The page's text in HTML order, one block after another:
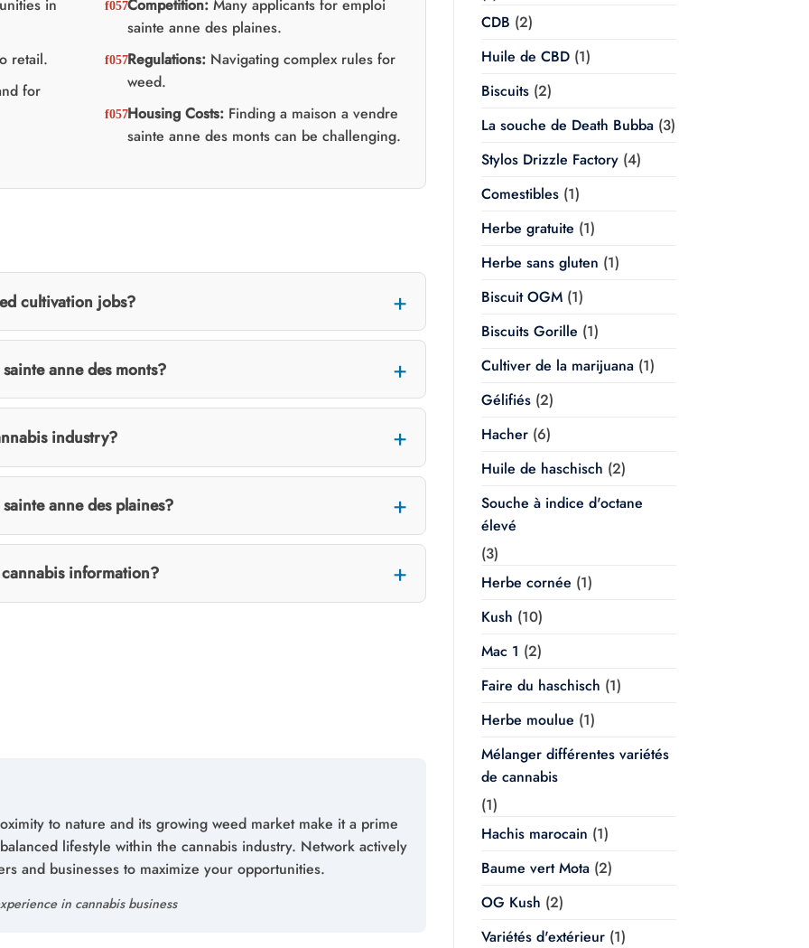
in
retail.
for
Competition: Many applicants for emploi
sainte anne des plaines.
Regulations: Navigating complex rules for
weed.
Housing Costs: Finding a maison a vendre
sainte anne des monts can be challenging.
cultivation jobs?
anne des monts?
industry?
anne des plaines?
information?
to nature and its growing weed market make it a prime
lifestyle within the cannabis industry. Network actively
and businesses to maximize your opportunities.
in cannabis business
CDB (2)
Huile de CBD(1)
Biscuits(2)
La souche de Death Bubba(3)
Stylos Drizzle Factory(4)
Comestibles(1)
Herbe gratuite (1)
Herbe sans gluten (1)
Biscuit OGM(1)
Biscuits Gorille (1)
Cultiver de la marijuana(1)
Gélifiés(2)
Hacher(6)
Huile de haschisch (2)
Souche à indice d'octane
élevé
(3)
Herbe cornée (1)
Kush (10)
Mac 1 (2)
Faire du haschisch (1)
Herbe moulue (1)
Mélanger différentes variétés
de cannabis
(1)
Hachis marocain (1)
Baume vert Mota(2)
OG Kush (2)
Variétés d'extérieur(1)